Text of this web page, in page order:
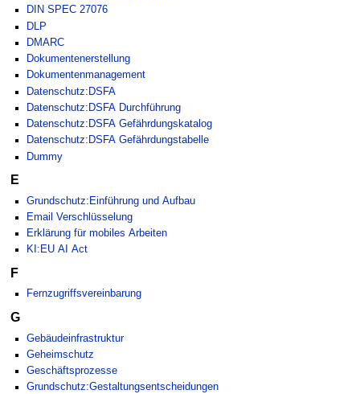
DIN SPEC 27076
DLP
DMARC
Dokumentenerstellung
Dokumentenmanagement
Datenschutz:DSFA
Datenschutz:DSFA Durchführung
Datenschutz:DSFA Gefährdungskatalog
Datenschutz:DSFA Gefährdungstabelle
Dummy
E
Grundschutz:Einführung und Aufbau
Email Verschlüsselung
Erklärung für mobiles Arbeiten
KI:EU AI Act
F
Fernzugriffsvereinbarung
G
Gebäudeinfrastruktur
Geheimschutz
Geschäftsprozesse
Grundschutz:Gestaltungsentscheidungen